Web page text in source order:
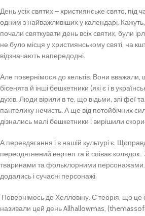
День усіх святих – християнське свято, під
одним з найважливіших у календарі.
почали святкувати день всіх святих, були
не було місця у християнському святі, на
відзначають напередодні.
Але повернімося до кельтів. Вони
бісенята й інші бешкетники (які є і в
духів. Люди вірили в те, що відьми, злі феї
пантелику нечисть. А ще від потойбічних
дізнались малі бешкетники і вирішили
А перевдягання і в нашій культурі є.
переодягнений вертеп та й співає
тваринами та фольклорними персонажами.
додались і сучасні персонажі.
Повернімось до Хелловіну. Є теорія, що
називали цей день Allhallowmas,